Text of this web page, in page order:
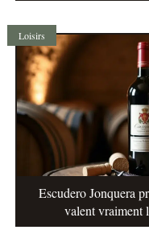
Loisirs
Escudero Jonquera
valent vraiment